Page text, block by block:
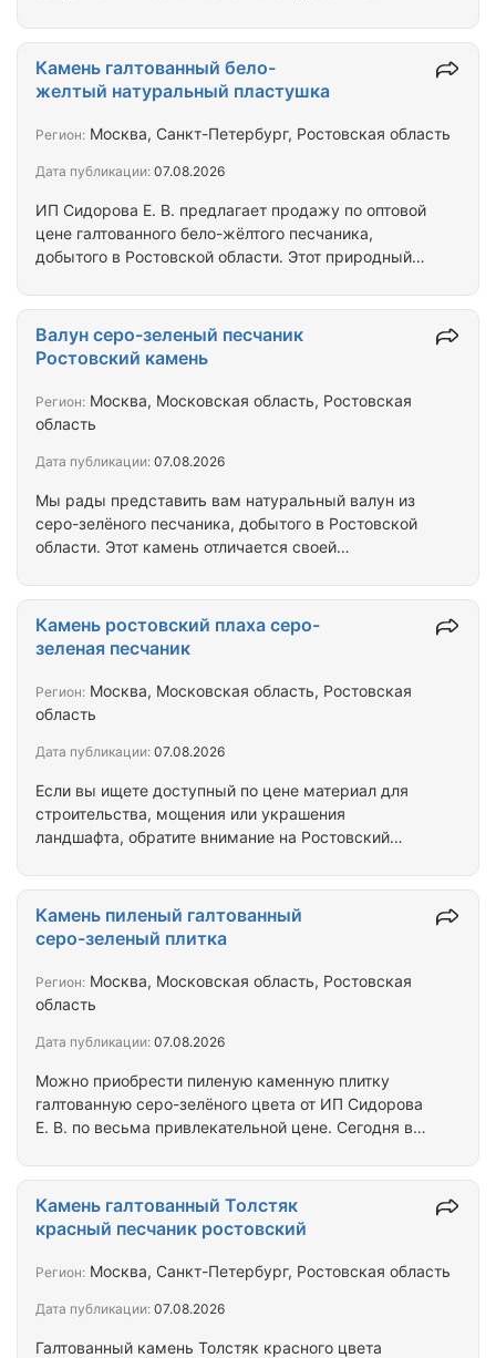
ИП Сидорова Е. В. предлагает продажу по оптовой
цене галтованного бело-жёлтого песчаника,
добытого в Ростовской области. Этот природный
привлекательным для использования в
строительстве и ландшафтном дизайне.
высокой огнеупорностью и морозостойкостью, а
также может быть обработан различными
прочности и эстетическим…
Камень галтованный бело-
желтый натуральный пластушка
Регион: Москва, Санкт-Петербург, Ростовская область
Дата публикации: 07.08.2026
Мы рады представить вам натуральный валун из
серо-зелёного песчаника, добытого в Ростовской
области. Этот камень отличается своей
строительных и декоративных работ. Валун
прекрасно подходит для оформления садов,
горок, клумб и других элементов ландшафта.
Характеристики и особенности: Натуральный
долговечность. Устойчивость к…
Валун серо-зеленый песчаник
Ростовский камень
Регион: Москва, Московская область, Ростовская
область
Дата публикации: 07.08.2026
Если вы ищете доступный по цене материал для
строительства, мощения или украшения
ландшафта, обратите внимание на Ростовский
Ростовской области. Он обладает высокой
степенью огнестойкости и морозостойкости.
Плотность камня выше средней, а цветовая гамма
серо-зелёного цвета с переливами делает его
интересным для использования в дизайне. Кроме
пористость. Этот дикий…
Камень ростовский плаха серо-
зеленая песчаник
Регион: Москва, Московская область, Ростовская
область
Дата публикации: 07.08.2026
Можно приобрести пиленую каменную плитку
галтованную серо-зелёного цвета от ИП Сидорова
Е. В. по весьма привлекательной цене. Сегодня в
зелёным и приобретает гладкую поверхность. Этот
камень легко поддаётся обработке и может быть
использован для создания плитки различных форм
и размеров. Пиленая плитка из камня и
отличается уникальной текстурой и оттенками.
Камень пиленый галтованный
серо-зеленый плитка
Регион: Москва, Московская область, Ростовская
область
Дата публикации: 07.08.2026
Галтованный камень Толстяк красного цвета
Камень галтованный Толстяк
красный песчаник ростовский
Регион: Москва, Санкт-Петербург, Ростовская область
Дата публикации: 07.08.2026